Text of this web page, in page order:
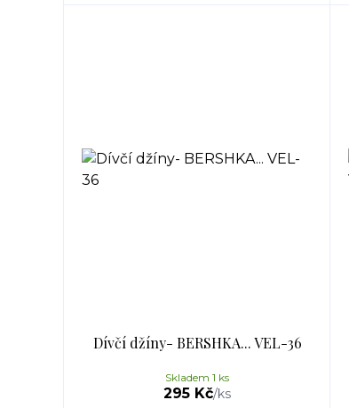
Dívčí džíny- BERSHKA... VEL-36
295 Kč/ks
Skladem 1 ks